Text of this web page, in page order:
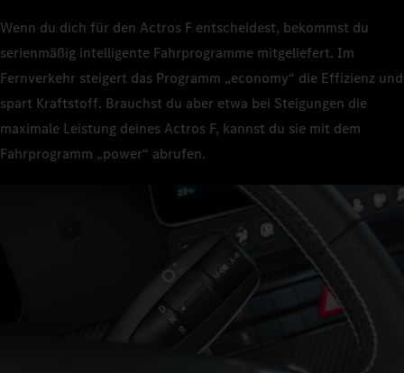
Wenn du dich für den Actros F entscheidest, bekommst du
serienmäßig intelligente Fahrprogramme mitgeliefert. Im
Fernverkehr steigert das Programm „economy“ die Effizienz und
spart Kraftstoff. Brauchst du aber etwa bei Steigungen die
maximale Leistung deines Actros F, kannst du sie mit dem
Fahrprogramm „power“ abrufen.